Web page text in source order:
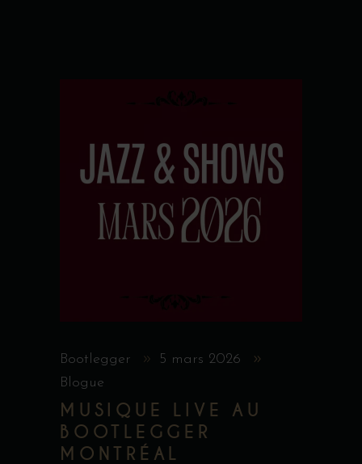
Bootlegger
5 mars 2026
Blogue
MUSIQUE LIVE AU
BOOTLEGGER
MONTRÉAL